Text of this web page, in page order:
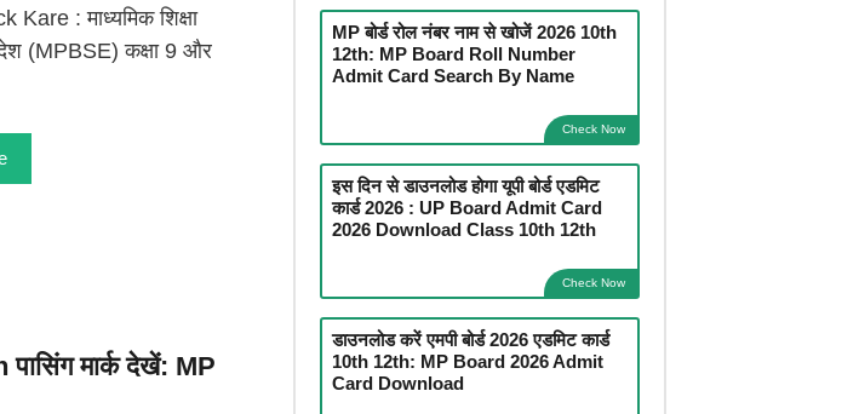
Kare : माध्यमिक शिक्षा
(MPBSE) कक्षा 9 और
मार्क देखें: MP
MP बोर्ड रोल नंबर नाम से खोजें 2026 10th
12th: MP Board Roll Number
Admit Card Search By Name
Check Now
इस दिन से डाउनलोड होगा यूपी बोर्ड एडमिट
कार्ड 2026 : UP Board Admit Card
2026 Download Class 10th 12th
Check Now
डाउनलोड करें एमपी बोर्ड 2026 एडमिट कार्ड
10th 12th: MP Board 2026 Admit
Card Download